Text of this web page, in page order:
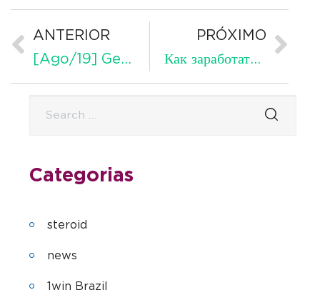
ANTERIOR
[Ago/19] Gestão de projetos de arquitetura: como aumentar a produtividade?
PRÓXIMO
Как заработать биткоины на телефоне без вложений: iOS и Android
Categorias
steroid
news
1win Brazil